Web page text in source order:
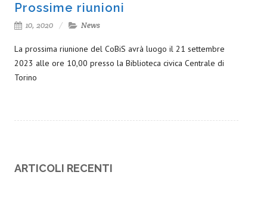
Prossime riunioni
10, 2020 News
La prossima riunione del CoBiS avrà luogo il 21 settembre
2023 alle ore 10,00 presso la Biblioteca civica Centrale di
Torino
ARTICOLI RECENTI